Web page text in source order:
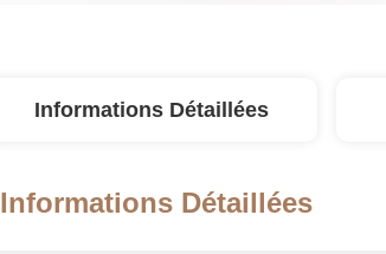
Informations Détaillées
Informations Détaillées